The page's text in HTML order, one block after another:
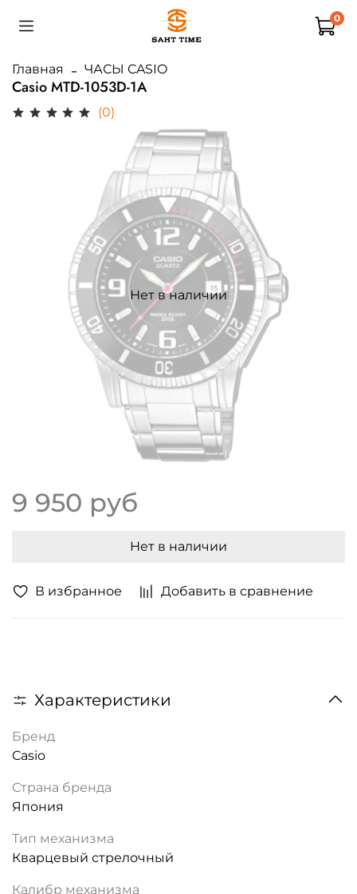
0
Главная ЧАСЫ CASIO
Casio MTD-1053D-1A
(0)
В избранное Добавить в сравнение
Нет в наличии
9 950 руб
Нет в наличии
Характеристики
Бренд
Casio
Страна бренда
Япония
Тип механизма
Кварцевый стрелочный
Калибр механизма